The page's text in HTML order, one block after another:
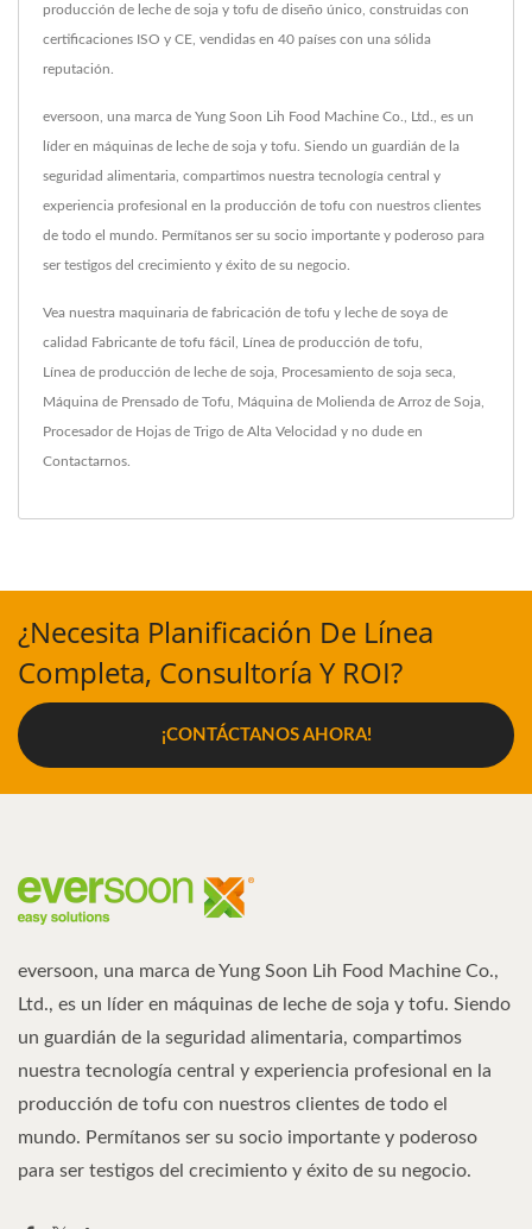
producción de leche de soja y tofu de diseño único, construidas con
certificaciones ISO y CE, vendidas en 40 países con una sólida
reputación.
eversoon, una marca de Yung Soon Lih Food Machine Co., Ltd., es un
líder en máquinas de leche de soja y tofu. Siendo un guardián de la
seguridad alimentaria, compartimos nuestra tecnología central y
experiencia profesional en la producción de tofu con nuestros clientes
de todo el mundo. Permítanos ser su socio importante y poderoso para
ser testigos del crecimiento y éxito de su negocio.
Vea nuestra maquinaria de fabricación de tofu y leche de soya de
calidad Fabricante de tofu fácil Línea de producción de tofu
Línea de producción de leche de soja Procesamiento de soja seca
Máquina de Prensado de Tofu Máquina de Molienda de Arroz de Soja
Procesador de Hojas de Trigo de Alta Velocidad y no dude en
Contactarnos
¿Necesita Planificación De Línea
Completa, Consultoría Y ROI?
¡CONTÁCTANOS AHORA!
eversoon, una marca de Yung Soon Lih Food Machine Co.,
Ltd., es un líder en máquinas de leche de soja y tofu. Siendo
un guardián de la seguridad alimentaria, compartimos
nuestra tecnología central y experiencia profesional en la
producción de tofu con nuestros clientes de todo el
mundo. Permítanos ser su socio importante y poderoso
para ser testigos del crecimiento y éxito de su negocio.